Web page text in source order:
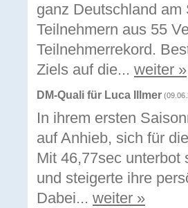
ganz Deutschland
Teilnehmern aus 55
Teilnehmerrekord.
Ziels auf die... weiter »
DM-Quali für Luca Illmer
In ihrem ersten
auf Anhieb, sich für
Mit 46,77sec unterbot
und steigerte ihre
Dabei... weiter »